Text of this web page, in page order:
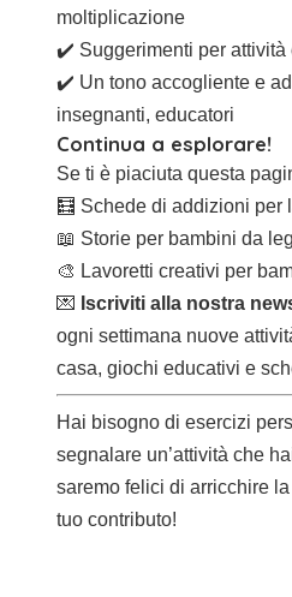
moltiplicazione
✔️ Suggerimenti per attività
✔️ Un tono accogliente e
insegnanti, educatori
Continua a esplorare!
Se ti è piaciuta questa
🧮 Schede di addizioni per
📖 Storie per bambini da
🎨 Lavoretti creativi per
💌 Iscriviti alla nostra
ogni settimana nuove
casa, giochi educativi e
Hai bisogno di esercizi
segnalare un’attività che
saremo felici di arricchire
tuo contributo!